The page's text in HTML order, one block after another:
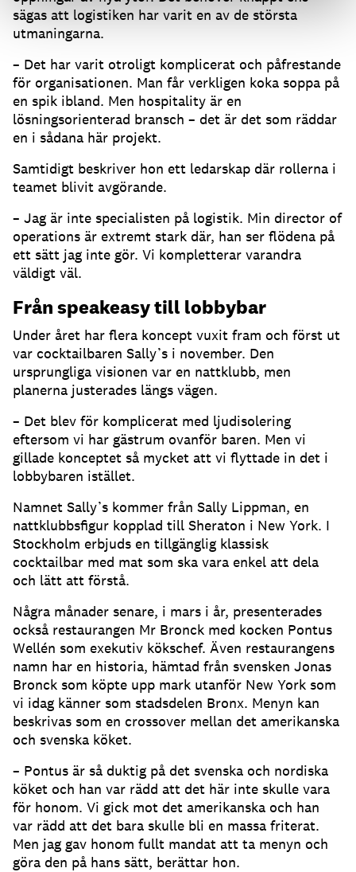
sägas att logistiken har varit en av de största
utmaningarna.
– Det har varit otroligt komplicerat och påfrestande
för organisationen. Man får verkligen koka soppa på
en spik ibland. Men hospitality är en
lösningsorienterad bransch – det är det som räddar
en i sådana här projekt.
Samtidigt beskriver hon ett ledarskap där rollerna i
teamet blivit avgörande.
– Jag är inte specialisten på logistik. Min director of
operations är extremt stark där, han ser flödena på
ett sätt jag inte gör. Vi kompletterar varandra
väldigt väl.
Från speakeasy till lobbybar
Under året har flera koncept vuxit fram och först ut
var cocktailbaren Sally’s i november. Den
ursprungliga visionen var en nattklubb, men
planerna justerades längs vägen.
– Det blev för komplicerat med ljudisolering
eftersom vi har gästrum ovanför baren. Men vi
gillade konceptet så mycket att vi flyttade in det i
lobbybaren istället.
Namnet Sally’s kommer från Sally Lippman, en
nattklubbsfigur kopplad till Sheraton i New York. I
Stockholm erbjuds en tillgänglig klassisk
cocktailbar med mat som ska vara enkel att dela
och lätt att förstå.
Några månader senare, i mars i år, presenterades
också restaurangen Mr Bronck med kocken Pontus
Wellén som exekutiv kökschef. Även restaurangens
namn har en historia, hämtad från svensken Jonas
Bronck som köpte upp mark utanför New York som
vi idag känner som stadsdelen Bronx. Menyn kan
beskrivas som en crossover mellan det amerikanska
och svenska köket.
– Pontus är så duktig på det svenska och nordiska
köket och han var rädd att det här inte skulle vara
för honom. Vi gick mot det amerikanska och han
var rädd att det bara skulle bli en massa friterat.
Men jag gav honom fullt mandat att ta menyn och
göra den på hans sätt, berättar hon.